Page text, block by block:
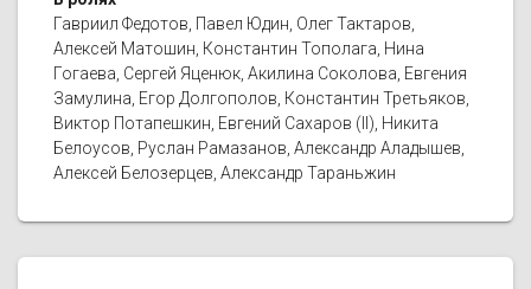
Гавриил Федотов, Павел Юдин, Олег Тактаров,
Алексей Матошин, Константин Тополага, Нина
Гогаева, Сергей Яценюк, Акилина Соколова, Евгения
Замулина, Егор Долгополов, Константин Третьяков,
Виктор Потапешкин, Евгений Сахаров (II), Никита
Белоусов, Руслан Рамазанов, Александр Аладышев,
Алексей Белозерцев, Александр Тараньжин